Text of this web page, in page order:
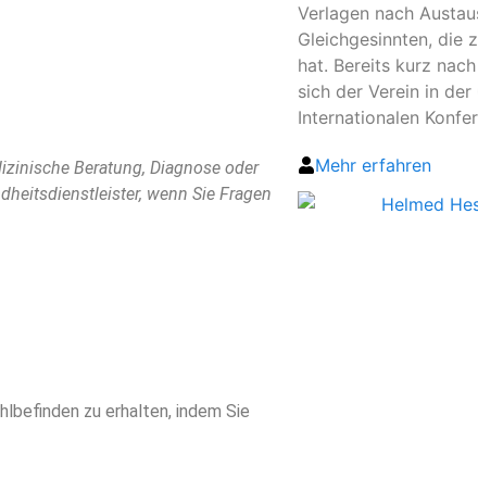
Beratung, Diagnose oder
wenn Sie Fragen
zu erhalten, indem Sie
Verlagen nach
Gleichgesinnten, die
hat. Bereits kurz
sich der Verein in der
Internationalen
Mehr erfahren